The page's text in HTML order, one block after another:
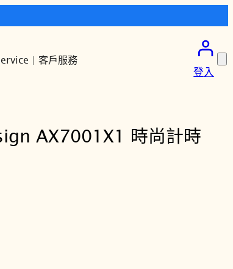
| 客戶服務
登入
AX7001X1 時尚計時